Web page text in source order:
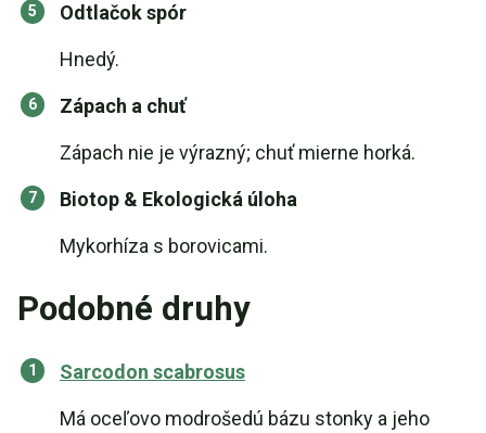
Odtlačok spór
Hnedý.
Zápach a chuť
Zápach nie je výrazný; chuť mierne horká.
Biotop & Ekologická úloha
Mykorhíza s borovicami.
Podobné druhy
Sarcodon scabrosus
Má oceľovo modrošedú bázu stonky a jeho